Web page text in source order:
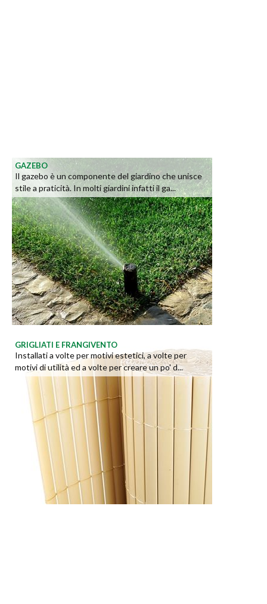
GAZEBO
Il gazebo è un componente del giardino che unisce
stile a praticità. In molti giardini infatti il ga...
GRIGLIATI E FRANGIVENTO
Installati a volte per motivi estetici, a volte per
motivi di utilità ed a volte per creare un po' d...